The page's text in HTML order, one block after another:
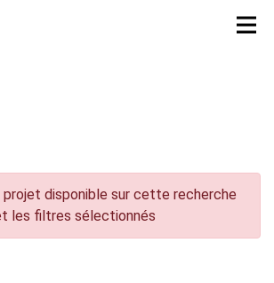
projet disponible sur cette recherche
les filtres sélectionnés